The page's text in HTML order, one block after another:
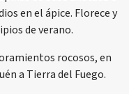
en el ápice. Florece y
de verano.
rocosos, en
a Tierra del Fuego.